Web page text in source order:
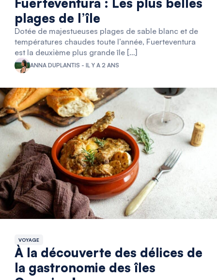
plages de l’île
Dotée de majestueuses plages de sable blanc et de
températures chaudes toute l’année, Fuerteventura
est la deuxième plus grande île […]
ANNA DUPLANTIS - IL Y A 2 ANS
VOYAGE
À la découverte des délices de
la gastronomie des îles